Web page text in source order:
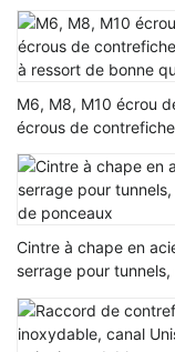
M6, M8, M10 écrou
écrous de
à ressort de bonne
Cintre à chape en
serrage pour